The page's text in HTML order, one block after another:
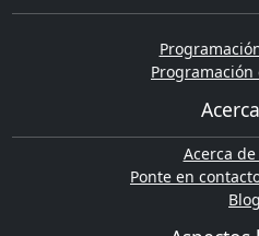
Programación
Acerca de
Ponte en
Blog